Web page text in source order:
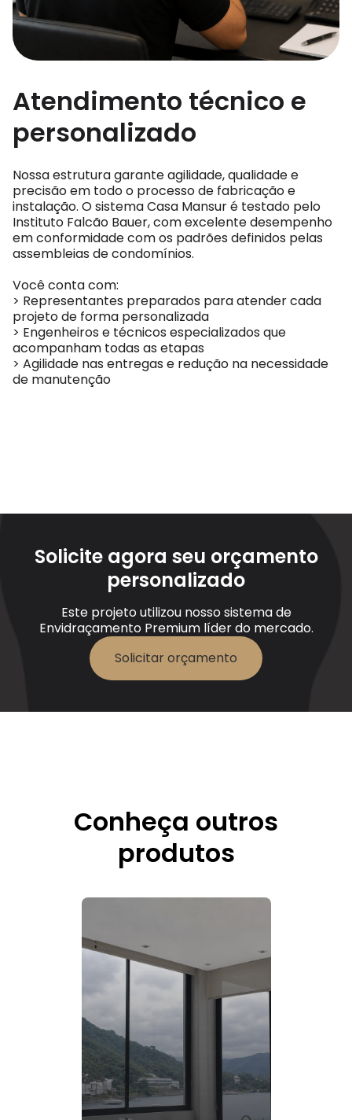
Atendimento técnico e
personalizado
Nossa estrutura garante agilidade, qualidade e
precisão em todo o processo de fabricação e
instalação. O sistema Casa Mansur é testado pelo
Instituto Falcão Bauer, com excelente desempenho
em conformidade com os padrões definidos pelas
assembleias de condomínios.
Você conta com:
> Representantes preparados para atender cada
projeto de forma personalizada
> Engenheiros e técnicos especializados que
acompanham todas as etapas
> Agilidade nas entregas e redução na necessidade
de manutenção
Solicite agora seu orçamento
personalizado
Este projeto utilizou nosso sistema de
Envidraçamento Premium líder do mercado.
Solicitar orçamento
Conheça outros
produtos